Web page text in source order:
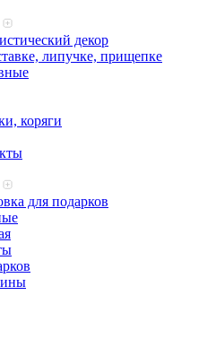
декор
липучке, прищепке
коряги
для подарков